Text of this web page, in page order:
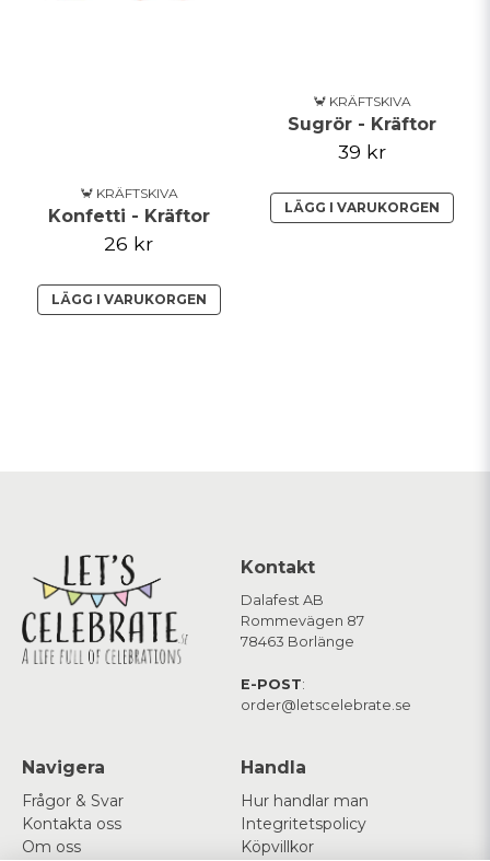
🦀 KRÄFTSKIVA
Konfetti - Kräftor
26 kr
LÄGG I VARUKORGEN
🦀 KRÄFTSKIVA
Sugrör - Kräftor
39 kr
LÄGG I VARUKORGEN
Kontakt
Dalafest AB
Rommevägen 87
78463 Borlänge
E-POST:
order@letscelebrate.se
Navigera
Frågor & Svar
Kontakta oss
Om oss
Handla
Hur handlar man
Integritetspolicy
Köpvillkor